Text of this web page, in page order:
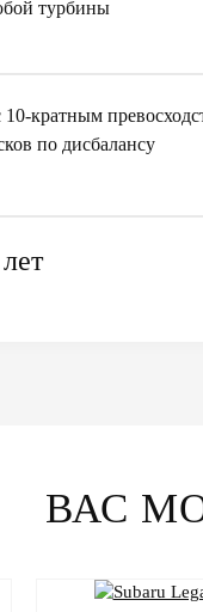
турбины
кратным
по дисбалансу
ВАС